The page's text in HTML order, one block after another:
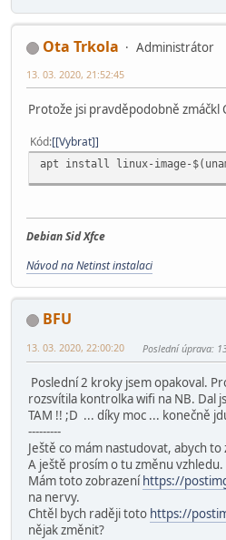
Ota Trkola
Administrátor
13. 03. 2020, 21:52:45
Protože jsi pravděpodobně zmáčkl
Kód [Vybrat]
apt install linux-image-
Debian Sid Xfce
Návod na Netinst instalaci
BFU
13. 03. 2020, 22:00:20 Poslední úprava:
Poslední 2 kroky jsem opakoval.
rozsvítila kontrolka wifi na NB. Dal
TAM !! ;D ... díky moc ... konečně
---------
Ještě co mám nastudovat, abych
A ještě prosím o tu změnu vzhledu.
Mám toto zobrazení https://
na nervy.
Chtěl bych raději toto https://
nějak změnit?